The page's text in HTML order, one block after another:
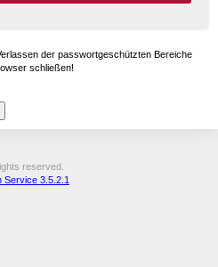
der passwortgeschützten Bereiche
schließen!
reserved.
Service 3.5.2.1